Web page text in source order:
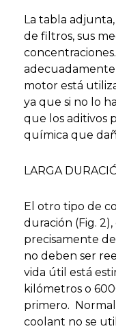
La tabla
de filtros, sus
motor está
ya que si no lo
que los aditivos
química que
LARGA
El otro tipo de
duración (Fig.
precisamente
no deben ser
vida útil está
kilómetros o
primero.
coolant no se